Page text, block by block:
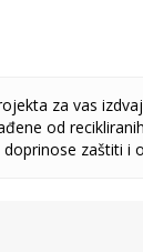
za vas
od
zaštiti i